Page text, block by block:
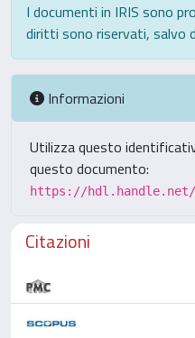
I documenti in IRIS sono
diritti sono riservati, salvo
Informazioni
Utilizza questo
questo documento:
https://hdl.handle.net/
Citazioni